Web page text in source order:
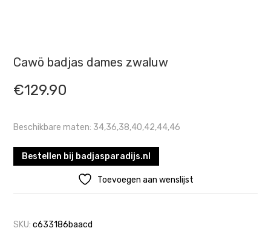
Cawö badjas dames zwaluw
€129.90
Beschikbare maten: 34,36,38,40,42,44,46
Bestellen bij badjasparadijs.nl
Toevoegen aan wenslijst
SKU:c633186baacd